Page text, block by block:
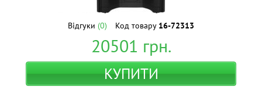
Відгуки (0) Код товару 16-72313
20501 грн.
КУПИТИ